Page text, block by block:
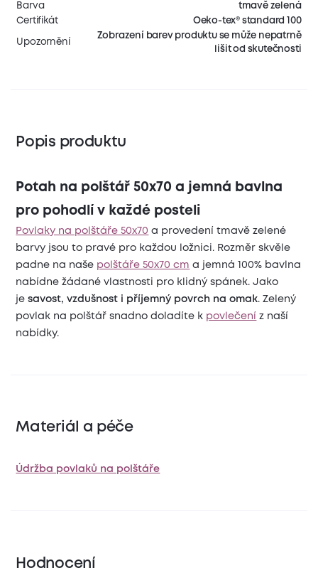
Barva
tmavě zelená
Certifikát
Oeko-tex® standard 100
Upozornění
Zobrazení barev produktu se může nepatrně
lišit od skutečnosti
Popis produktu
Potah na polštář 50x70 a jemná bavlna
pro pohodlí v každé posteli
Povlaky na polštáře 50x70 a provedení tmavě zelené
barvy jsou to pravé pro každou ložnici. Rozměr skvěle
padne na naše polštáře 50x70 cm a jemná 100% bavlna
nabídne žádané vlastnosti pro klidný spánek. Jako
jesavost, vzdušnost i příjemný povrch na omak. Zelený
povlak na polštář snadno doladíte k povlečení z naší
nabídky.
Materiál a péče
Údržba povlaků na polštáře
Hodnocení